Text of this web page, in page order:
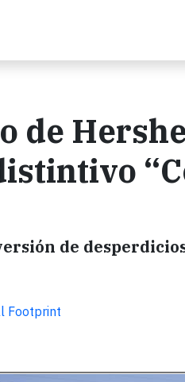
de
de
Footprint